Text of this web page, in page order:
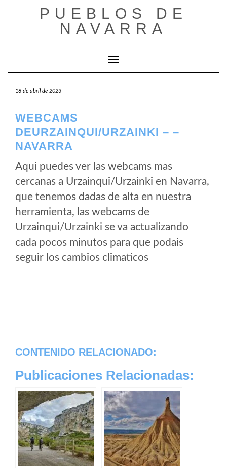
PUEBLOS DE
NAVARRA
Cambiar modo de navegación
18 de abril de 2023
WEBCAMS
DEURZAINQUI/URZAINKI – –
NAVARRA
Aqui puedes ver las webcams mas
cercanas a Urzainqui/Urzainki en Navarra,
que tenemos dadas de alta en nuestra
herramienta, las webcams de
Urzainqui/Urzainki se va actualizando
cada pocos minutos para que podais
seguir los cambios climaticos
CONTENIDO RELACIONADO:
Publicaciones Relacionadas: